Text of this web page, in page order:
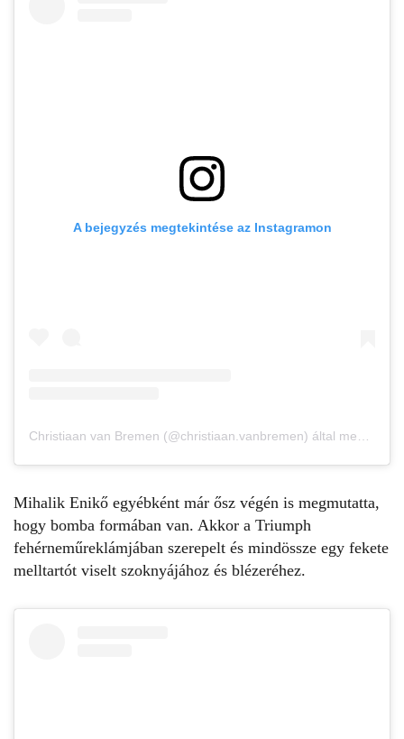
A bejegyzés megtekintése az Instagramon
Mihalik Enikő egyébként már ősz végén is megmutatta,
hogy bomba formában van. Akkor a Triumph
fehérneműreklámjában szerepelt és mindössze egy fekete
melltartót viselt szoknyájához és blézeréhez.